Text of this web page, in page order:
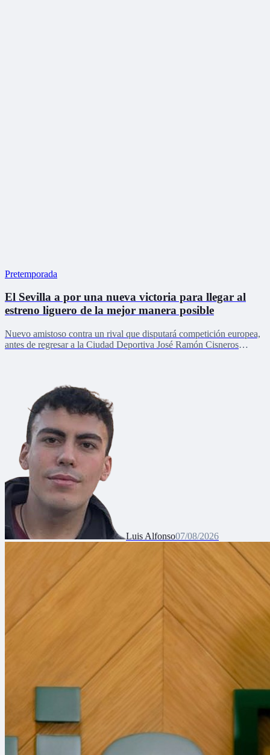
Pretemporada
El Sevilla a por una nueva victoria para llegar al
estreno liguero de la mejor manera posible
Nuevo amistoso contra un rival que disputará competición europea,
antes de regresar a la Ciudad Deportiva José Ramón Cisneros
Luis Alfonso07/08/2026